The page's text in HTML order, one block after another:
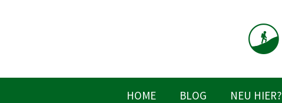
HOME BLOG NEU HIER?